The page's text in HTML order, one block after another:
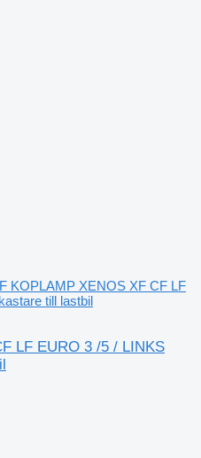
KOPLAMP XENOS XF CF LF
till lastbil
LF EURO 3 /5 / LINKS